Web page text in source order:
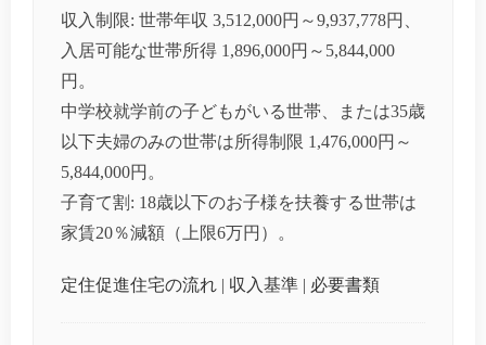
収入制限: 世帯年収 3,512,000円～9,937,778円、
入居可能な世帯所得 1,896,000円～5,844,000
円。
中学校就学前の子どもがいる世帯、または35歳
以下夫婦のみの世帯は所得制限 1,476,000円～
5,844,000円。
子育て割: 18歳以下のお子様を扶養する世帯は
家賃20％減額（上限6万円）。
定住促進住宅の流れ | 収入基準 | 必要書類